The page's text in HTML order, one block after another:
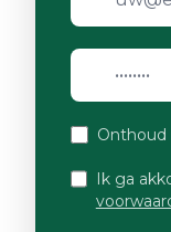
Onthoud
Ik ga